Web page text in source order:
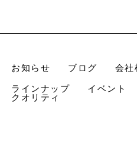
お知らせ ブログ 会社
ラインナップ
イベント
クオリティ